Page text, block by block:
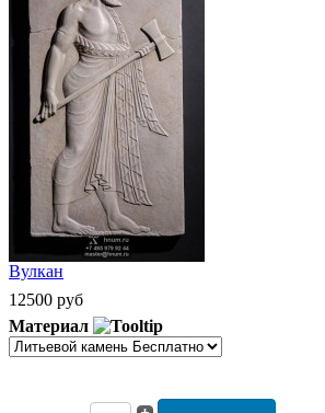
Вулкан
12500 руб
Материал